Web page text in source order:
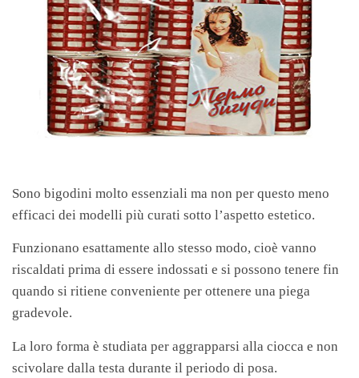
Sono bigodini molto essenziali ma non per questo meno
efficaci dei modelli più curati sotto l’aspetto estetico.
Funzionano esattamente allo stesso modo, cioè vanno
riscaldati prima di essere indossati e si possono tenere fin
quando si ritiene conveniente per ottenere una piega
gradevole.
La loro forma è studiata per aggrapparsi alla ciocca e non
scivolare dalla testa durante il periodo di posa.